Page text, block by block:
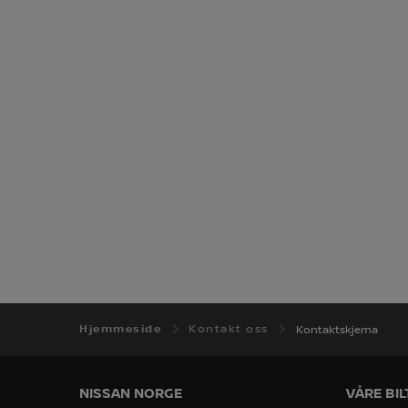
Hjemmeside Kontakt oss Kontaktskjema
NISSAN NORGE VÅRE